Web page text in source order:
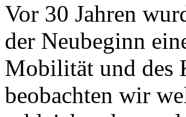
Vor 30 Jahren
der Neubeginn
Mobilität und des
beobachten wir